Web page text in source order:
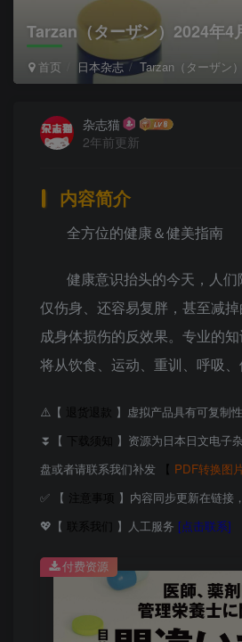
Tarzan（ターザン）2024年4
首页 日本杂志 Tarzan（ターザン）
杂志猫
2年前更新
内容简介
全方位的健康＆健美指南
健康意识抬头的今天，人
仅伤身、还容易复胖，甚至减
成身体损伤的反效果。专业的
将从饮食、运动、重训、呼吸
⚠️【 退货退款 】虚拟产品具有可复制
⏬【
下载须知
】资源为日本日文电子
盘或者请联系我们补发
【 PDF转换图
✅ 【 注意事项 】内容同步更新在链接
💖【 联系我们 】人工服务 [点击联系]
付费资源